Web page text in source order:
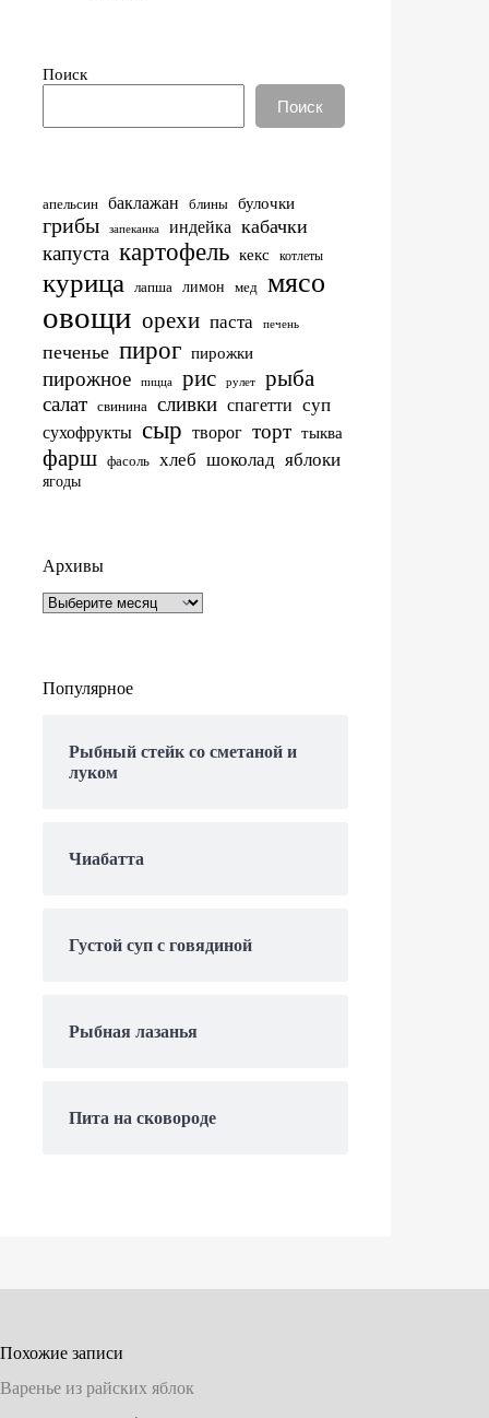
Поиск
Поиск
апельсин баклажан блины булочки
грибы запеканка индейка кабачки
капуста картофель кекс котлеты
курица лапша лимон мед мясо
овощи орехи паста печень
печенье пирог пирожки
пирожное пицца рис рулет рыба
салат свинина сливки спагетти суп
сухофрукты сыр творог торт тыква
фарш фасоль хлеб шоколад яблоки
ягоды
Архивы
Архивы
Популярное
Рыбный стейк со сметаной и
луком
Чиабатта
Густой суп с говядиной
Рыбная лазанья
Пита на сковороде
Похожие записи
Варенье из райских яблок